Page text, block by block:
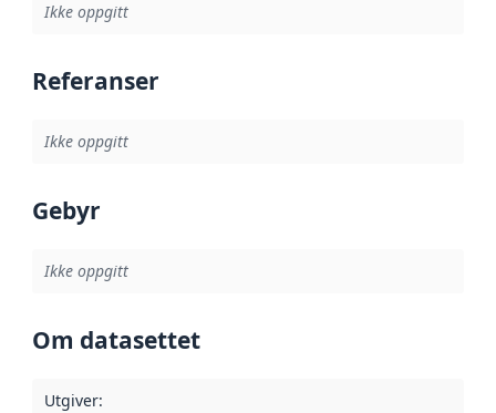
Ikke oppgitt
Referanser
Ikke oppgitt
Gebyr
Ikke oppgitt
Om datasettet
Utgiver: